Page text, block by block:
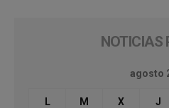
NOTICIAS
agosto
L M X J